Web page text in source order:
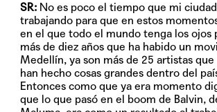
SR: No es poco el tiempo que mi
trabajando para que en estos
en el que todo el mundo tenga los ojos
más de diez años que ha habido un
Medellín, ya son más de 25 artistas que
han hecho cosas grandes dentro del
Entonces como que ya era momento
que lo que pasó en el boom de Balvin,